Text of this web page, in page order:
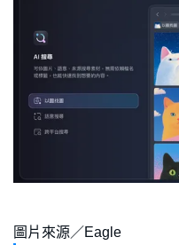
圖片來源／Eagle